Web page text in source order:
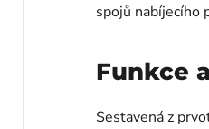
spojů nabíjecího
Funkce
Sestavená z